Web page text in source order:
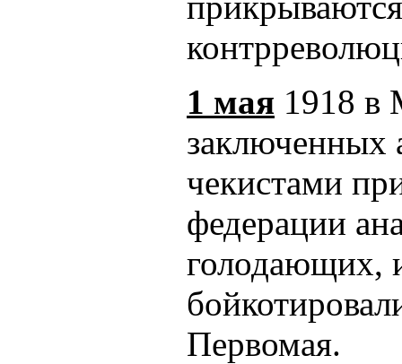
1 мая 1918 в
заключенных
чекистами
федерации
голодающих,
Первомая.